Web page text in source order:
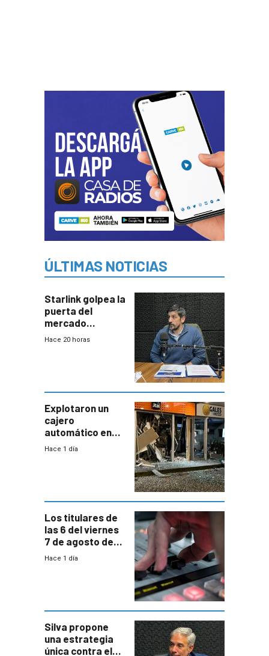
ÚLTIMAS NOTICIAS
Starlink golpea la
puerta del
mercado
uruguayo y Antel
con mayor
miedo”
Hace 20 horas
Explotaron un
cajero
automático en
Parque Miramar;
Hace 1 día
Los titulares de
las 6 del viernes
7 de agosto de
2026
Hace 1 día
Silva propone
una estrategia
única contra el